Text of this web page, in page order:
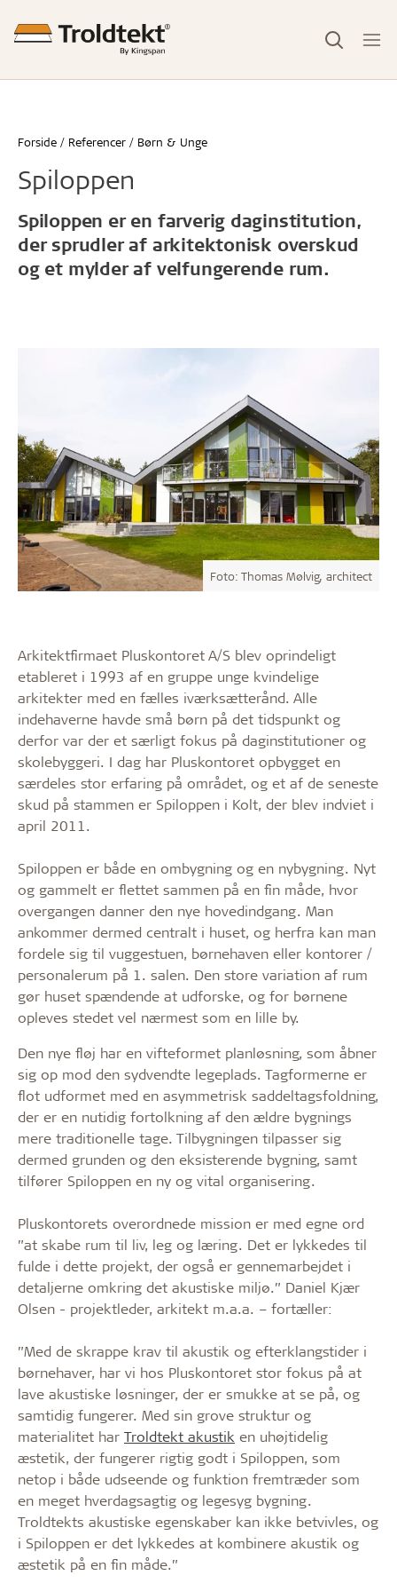
Forside Referencer Børn & Unge
Spiloppen
Spiloppen er en farverig daginstitution,
der sprudler af arkitektonisk overskud
og et mylder af velfungerende rum.
Foto: Thomas Mølvig, architect
Arkitektfirmaet Pluskontoret A/S blev oprindeligt
etableret i 1993 af en gruppe unge kvindelige
arkitekter med en fælles iværksætterånd. Alle
indehaverne havde små børn på det tidspunkt og
derfor var der et særligt fokus på daginstitutioner og
skolebyggeri. I dag har Pluskontoret opbygget en
særdeles stor erfaring på området, og et af de seneste
skud på stammen er Spiloppen i Kolt, der blev indviet i
april 2011.
Spiloppen er både en ombygning og en nybygning. Nyt
og gammelt er flettet sammen på en fin måde, hvor
overgangen danner den nye hovedindgang. Man
ankommer dermed centralt i huset, og herfra kan man
fordele sig til vuggestuen, børnehaven eller kontorer /
personalerum på 1. salen. Den store variation af rum
gør huset spændende at udforske, og for børnene
opleves stedet vel nærmest som en lille by.
Den nye fløj har en vifteformet planløsning, som åbner
sig op mod den sydvendte legeplads. Tagformerne er
flot udformet med en asymmetrisk saddeltagsfoldning,
der er en nutidig fortolkning af den ældre bygnings
mere traditionelle tage. Tilbygningen tilpasser sig
dermed grunden og den eksisterende bygning, samt
tilfører Spiloppen en ny og vital organisering.
Pluskontorets overordnede mission er med egne ord
”at skabe rum til liv, leg og læring. Det er lykkedes til
fulde i dette projekt, der også er gennemarbejdet i
detaljerne omkring det akustiske miljø.” Daniel Kjær
Olsen - projektleder, arkitekt m.a.a. – fortæller:
”Med de skrappe krav til akustik og efterklangstider i
børnehaver, har vi hos Pluskontoret stor fokus på at
lave akustiske løsninger, der er smukke at se på, og
samtidig fungerer. Med sin grove struktur og
materialitet har Troldtekt akustik en uhøjtidelig
æstetik, der fungerer rigtig godt i Spiloppen, som
netop i både udseende og funktion fremtræder som
en meget hverdagsagtig og legesyg bygning.
Troldtekts akustiske egenskaber kan ikke betvivles, og
i Spiloppen er det lykkedes at kombinere akustik og
æstetik på en fin måde.”